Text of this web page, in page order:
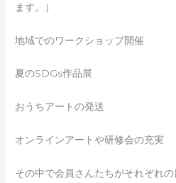
ます。）
地域でのワークショップ開催
夏のSDGs作品展
おうちアートの発送
オンラインアートや研修会の充実
その中で会員さんたちがそれぞれ